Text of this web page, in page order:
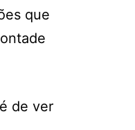
que
de ver